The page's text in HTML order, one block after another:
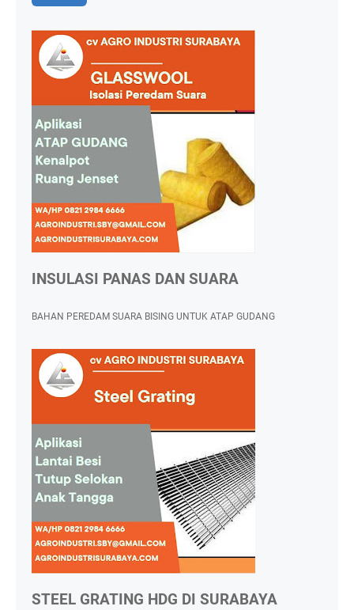
INSULASI PANAS DAN SUARA
BAHAN PEREDAM SUARA BISING UNTUK ATAP GUDANG
STEEL GRATING HDG DI SURABAYA